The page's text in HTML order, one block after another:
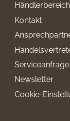
Händlerbereich
Kontakt
Serviceanfrage
Newsletter
Cookie-